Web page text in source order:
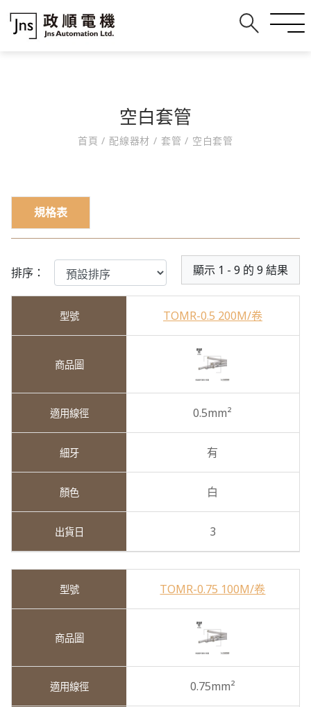
空白套管
首頁/ 配線器材/ 套管/ 空白套管
規格表
排序： 顯示 1 - 9 的 9 結果
TOMR-0.5 200M/卷
0.5mm²
有
白
3
TOMR-0.75 100M/卷
0.75mm²